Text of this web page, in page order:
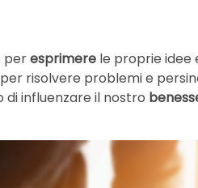
peresprimere le proprie idee
risolvere problemi e
influenzare il nostro